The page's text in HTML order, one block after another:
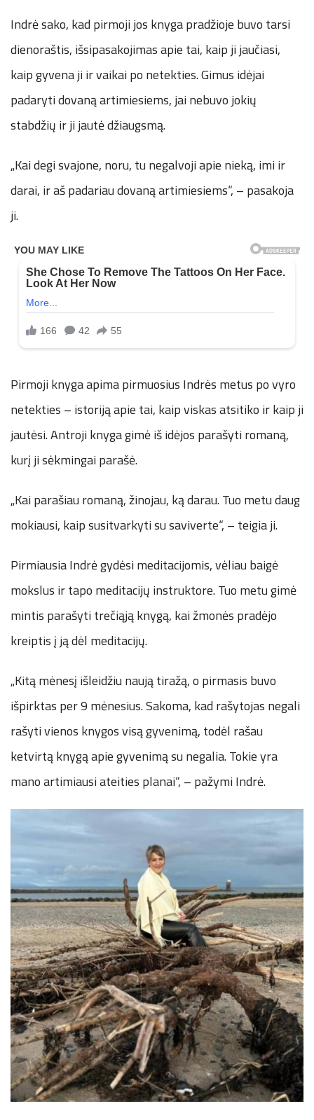
Indrė sako, kad pirmoji jos knyga pradžioje buvo tarsi
dienoraštis, išsipasakojimas apie tai, kaip ji jaučiasi,
kaip gyvena ji ir vaikai po netekties. Gimus idėjai
padaryti dovaną artimiesiems, jai nebuvo jokių
stabdžių ir ji jautė džiaugsmą.
„Kai degi svajone, noru, tu negalvoji apie nieką, imi ir
darai, ir aš padariau dovaną artimiesiems“, – pasakoja
ji.
Pirmoji knyga apima pirmuosius Indrės metus po vyro
netekties – istoriją apie tai, kaip viskas atsitiko ir kaip ji
jautėsi. Antroji knyga gimė iš idėjos parašyti romaną,
kurį ji sėkmingai parašė.
„Kai parašiau romaną, žinojau, ką darau. Tuo metu daug
mokiausi, kaip susitvarkyti su saviverte“, – teigia ji.
Pirmiausia Indrė gydėsi meditacijomis, vėliau baigė
mokslus ir tapo meditacijų instruktore. Tuo metu gimė
mintis parašyti trečiąją knygą, kai žmonės pradėjo
kreiptis į ją dėl meditacijų.
„Kitą mėnesį išleidžiu naują tiražą, o pirmasis buvo
išpirktas per 9 mėnesius. Sakoma, kad rašytojas negali
rašyti vienos knygos visą gyvenimą, todėl rašau
ketvirtą knygą apie gyvenimą su negalia. Tokie yra
mano artimiausi ateities planai“, – pažymi Indrė.